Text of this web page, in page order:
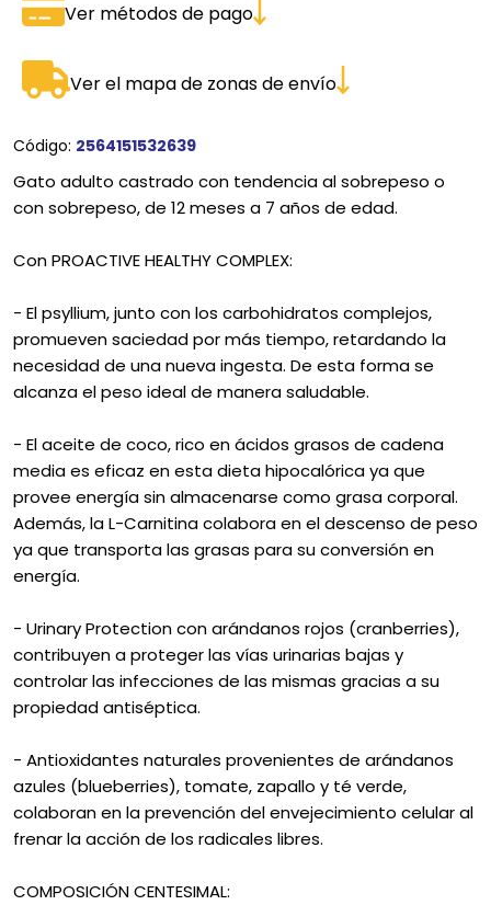
Ver métodos de pago
Ver el mapa de zonas de envío
Código: 2564151532639
Gato adulto castrado con tendencia al sobrepeso o
con sobrepeso, de 12 meses a 7 años de edad.
Con PROACTIVE HEALTHY COMPLEX:
- El psyllium, junto con los carbohidratos complejos,
promueven saciedad por más tiempo, retardando la
necesidad de una nueva ingesta. De esta forma se
alcanza el peso ideal de manera saludable.
- El aceite de coco, rico en ácidos grasos de cadena
media es eficaz en esta dieta hipocalórica ya que
provee energía sin almacenarse como grasa corporal.
Además, la L-Carnitina colabora en el descenso de peso
ya que transporta las grasas para su conversión en
energía.
- Urinary Protection con arándanos rojos (cranberries),
contribuyen a proteger las vías urinarias bajas y
controlar las infecciones de las mismas gracias a su
propiedad antiséptica.
- Antioxidantes naturales provenientes de arándanos
azules (blueberries), tomate, zapallo y té verde,
colaboran en la prevención del envejecimiento celular al
frenar la acción de los radicales libres.
COMPOSICIÓN CENTESIMAL: